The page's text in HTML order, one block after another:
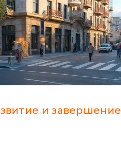
и завершение